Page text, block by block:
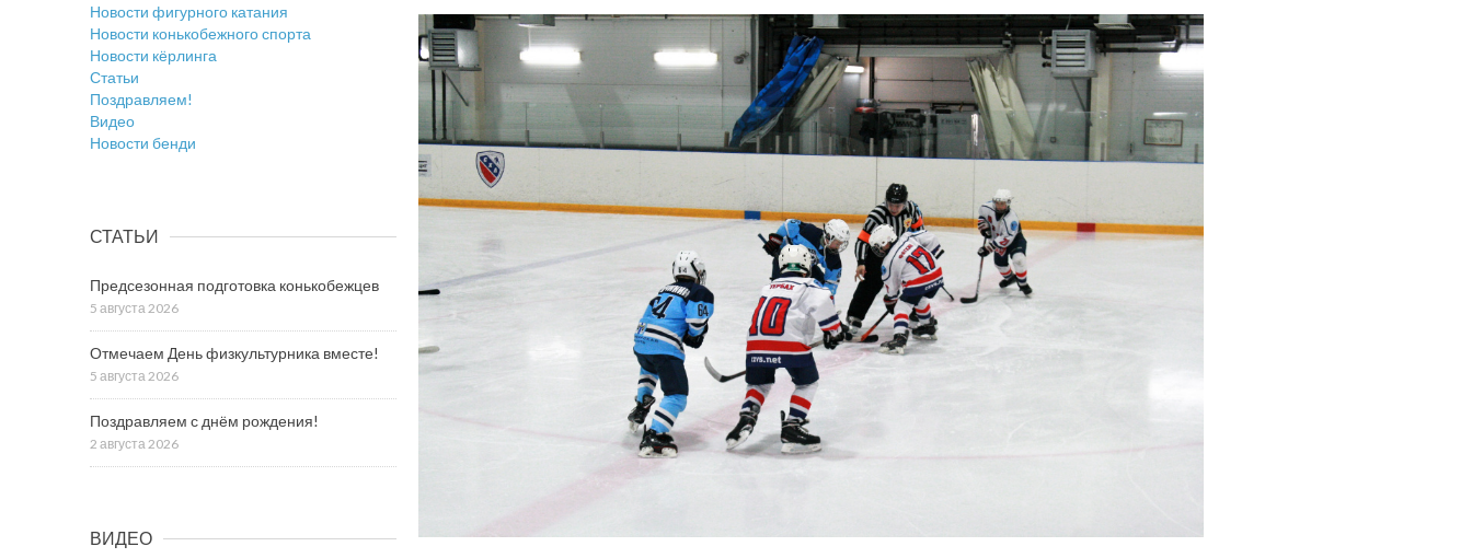
Новости фигурного катания
Новости конькобежного спорта
Новости кёрлинга
Статьи
Поздравляем!
Видео
Новости бенди
СТАТЬИ
Предсезонная подготовка конькобежцев
5 августа 2026
Отмечаем День физкультурника вместе!
5 августа 2026
Поздравляем с днём рождения!
2 августа 2026
ВИДЕО